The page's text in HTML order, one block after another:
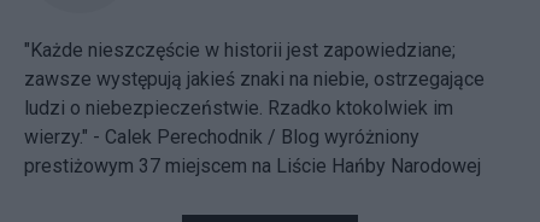
"Każde nieszczęście w historii jest zapowiedziane;
zawsze występują jakieś znaki na niebie, ostrzegające
ludzi o niebezpieczeństwie. Rzadko ktokolwiek im
wierzy." - Calek Perechodnik / Blog wyróżniony
prestiżowym 37 miejscem na Liście Hańby Narodowej